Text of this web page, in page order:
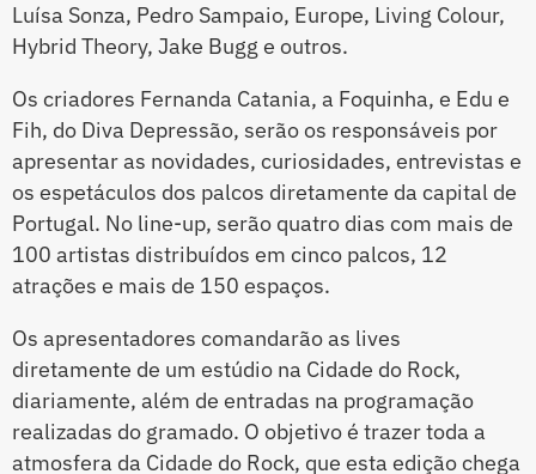
Luísa Sonza, Pedro Sampaio, Europe, Living Colour,
Hybrid Theory, Jake Bugg e outros.
Os criadores Fernanda Catania, a Foquinha, e Edu e
Fih, do Diva Depressão, serão os responsáveis por
apresentar as novidades, curiosidades, entrevistas e
os espetáculos dos palcos diretamente da capital de
Portugal. No line-up, serão quatro dias com mais de
100 artistas distribuídos em cinco palcos, 12
atrações e mais de 150 espaços.
Os apresentadores comandarão as lives
diretamente de um estúdio na Cidade do Rock,
diariamente, além de entradas na programação
realizadas do gramado. O objetivo é trazer toda a
atmosfera da Cidade do Rock, que esta edição chega